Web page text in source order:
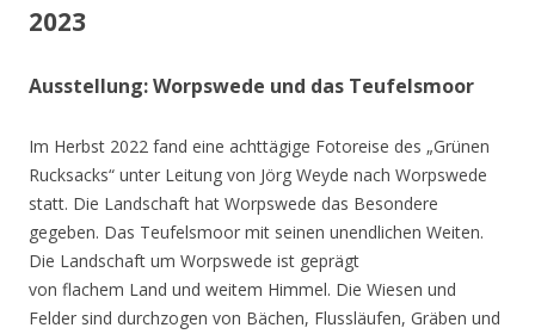
2023
Ausstellung: Worpswede und das Teufelsmoor
Im Herbst 2022 fand eine achttägige Fotoreise des „Grünen
Rucksacks“ unter Leitung von Jörg Weyde nach Worpswede
statt. Die Landschaft hat Worpswede das Besondere
gegeben. Das Teufelsmoor mit seinen unendlichen Weiten.
Die Landschaft um Worpswede ist geprägt
von flachem Land und weitem Himmel. Die Wiesen und
Felder sind durchzogen von Bächen, Flussläufen, Gräben und